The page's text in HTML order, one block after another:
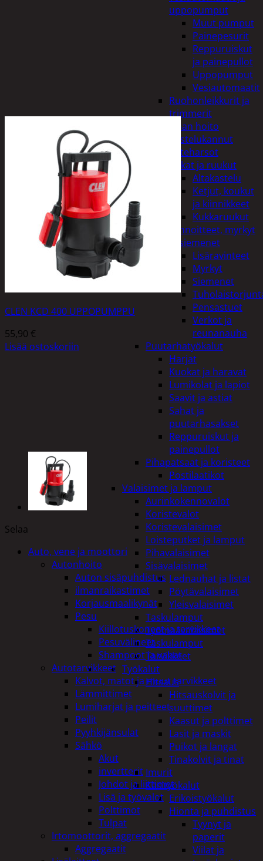
uppopumput
Muut pumput
Painepesurit
Reppuruiskut
ja painepullot
Uppopumput
Vesiautomaatit
Ruohonleikkurit ja
trimmerit
Puutarhan hoito
Kastelukannut
Kateharsot
Kukat ja ruukut
Altakastelu
Ketjut, koukut
ja kiinnikkeet
Kukkaruukut
Lannoitteet, myrkyt
ja siemenet
Lisäravinteet
Myrkyt
Siemenet
Pensastuet
Verkot ja
reunanauha
Puutarhatyökalut
Harjat
Kuokat ja haravat
Lumikolat ja lapiot
Saavit ja astiat
Sahat ja
puutarhasakset
Reppuruiskut ja
painepullot
Pihapatsaat ja koristeet
Postilaatikot
Valaisimet ja lamput
Aurinkokennovalot
Koristevalot
Koristevalaisimet
Loisteputket ja lamput
Pihavalaisimet
Sisävalaisimet
Lednauhat ja listat
Pöytävalaisimet
Yleisvalaisimet
Taskulamput
Työmaavalaisimet
Taskulamput
Tarvikkeet
Työkalut
Hitsaus
Hitsauskolvit ja
suuttimet
Kaasut ja polttimet
Lasit ja maskit
Puikot ja langat
Tinakolvit ja tinat
Imurit
Käsityökalut
Erikoistyökalut
Hionta ja puhdistus
Tyynyt ja
paperit
Viilat ja
CLEN KCD 400 UPPOPUMPPU
55,90 €
Lisää ostoskoriin
Selaa
Auto, vene ja moottori
Autonhoito
Auton sisäpuhdistus
ilmanraikastimet
Korjausmaalikynät
Pesu
Kiillotuskoneet ja tarvikkeet
Pesuvälineet
Shampoot ja vahat
Autotarvikkeet
Kalvot, matot ja muut tarvikkeet
Lämmittimet
Lumiharjat ja peitteet
Peilit
Pyyhkijänsulat
Sähkö
Akut
invertterit
Johdot ja liittimet
Lisä ja työvalot
Polttimot
Tulpat
Irtomoottorit, aggregaatit
Aggregaatit